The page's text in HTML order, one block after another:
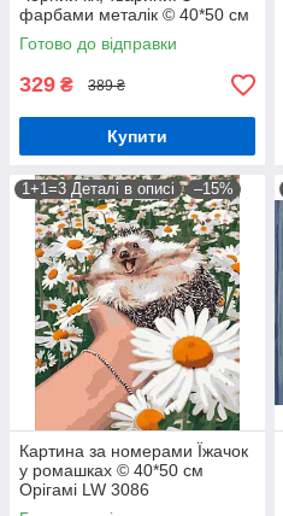
фарбами металік © 40*50 см
Орігамі LW 3301
Готово до відправки
329 ₴ 389 ₴
Купити
1+1=3 Деталі в описі –15%
Картина за номерами Їжачок
у ромашках © 40*50 см
Орігамі LW 3086